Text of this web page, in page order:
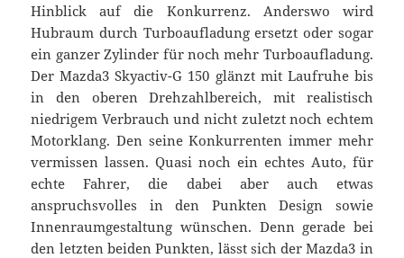
Hinblick auf die Konkurrenz. Anderswo wird
Hubraum durch Turboaufladung ersetzt oder sogar
ein ganzer Zylinder für noch mehr Turboaufladung.
Der Mazda3 Skyactiv-G 150 glänzt mit Laufruhe bis
in den oberen Drehzahlbereich, mit realistisch
niedrigem Verbrauch und nicht zuletzt noch echtem
Motorklang. Den seine Konkurrenten immer mehr
vermissen lassen. Quasi noch ein echtes Auto, für
echte Fahrer, die dabei aber auch etwas
anspruchsvolles in den Punkten Design sowie
Innenraumgestaltung wünschen. Denn gerade bei
den letzten beiden Punkten, lässt sich der Mazda3 in